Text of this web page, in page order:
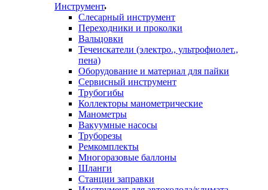
Инструмент
Слесарный инструмент
Переходники и проколки
Вальцовки
Течеискатели (электро., ультрофиолет.,
пена)
Оборудование и материал для пайки
Сервисный инструмент
Трубогибы
Коллекторы манометрические
Манометры
Вакуумные насосы
Труборезы
Ремкомплекты
Многоразовые баллоны
Шланги
Станции заправки